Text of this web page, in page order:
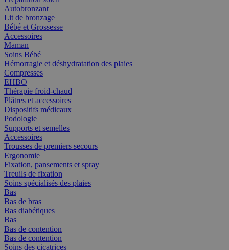
Autobronzant
Lit de bronzage
Bébé et Grossesse
Accessoires
Maman
Soins Bébé
Hémorragie et déshydratation des plaies
Compresses
EHBO
Thérapie froid-chaud
Plâtres et accessoires
Dispositifs médicaux
Podologie
Supports et semelles
Accessoires
Trousses de premiers secours
Ergonomie
Fixation, pansements et spray
Treuils de fixation
Soins spécialisés des plaies
Bas
Bas de bras
Bas diabétiques
Bas
Bas de contention
Bas de contention
Soins des cicatrices